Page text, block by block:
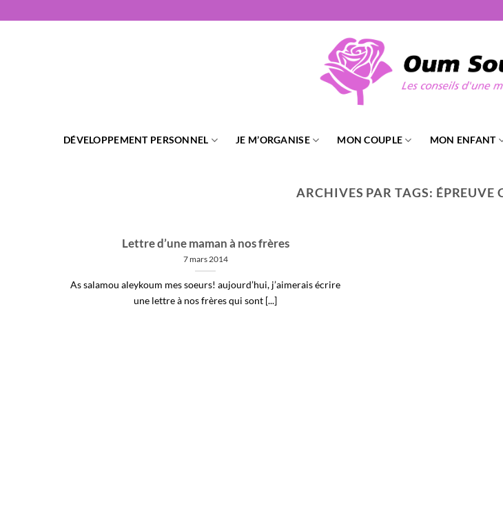
au
DÉVELOPPEMENT PERSONNEL JE M’ORGANISE MON COUPLE MON ENFANT
ARCHIVES PAR TAGS: ÉPREUVE
Lettre d’une maman à nos frères
7 mars 2014
As salamou aleykoum mes soeurs! aujourd’hui, j’aimerais écrire
une lettre à nos frères qui sont [...]